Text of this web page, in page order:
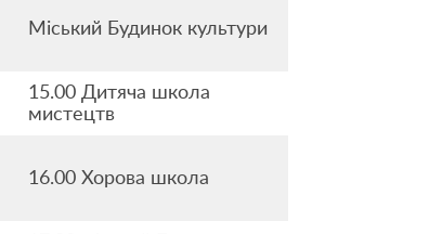
Міський Будинок культури
15.00 Дитяча школа
мистецтв
16.00 Хорова школа